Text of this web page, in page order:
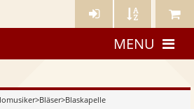
Künstler- Künstler Meine
MENU
>Bläser>Blaskapelle